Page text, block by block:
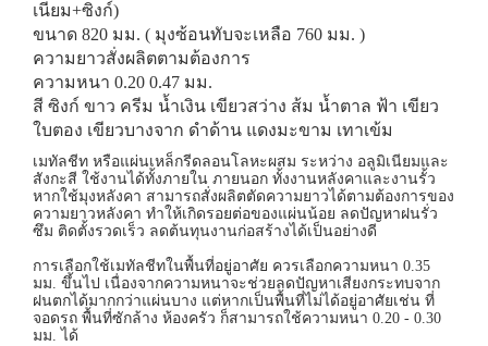
เนียม+ซิงก์)
ขนาด 820 มม. ( มุงซ้อนทับจะเหลือ 760 มม. )
ความยาวสั่งผลิตตามต้องการ
ความหนา 0.20 0.47 มม.
สี ซิงก์ ขาว ครีม น้ำเงิน เขียวสว่าง ส้ม น้ำตาล ฟ้า เขียว
ใบตอง เขียวบางจาก ดำด้าน แดงมะขาม เทาเข้ม
เมทัลชีท หรือแผ่นเหล็กรีดลอนโลหะผสม ระหว่าง อลูมิเนียมและ
สังกะสี ใช้งานได้ทั้งภายใน ภายนอก ทั้งงานหลังคาและงานรั้ว
หากใช้มุงหลังคา สามารถสั่งผลิตตัดความยาวได้ตามต้องการของ
ความยาวหลังคา ทำให้เกิดรอยต่อของแผ่นน้อย ลดปัญหาฝนรั่ว
ซึม ติดตั้งรวดเร็ว ลดต้นทุนงานก่อสร้างได้เป็นอย่างดี
การเลือกใช้เมทัลชีทในพื้นที่อยู่อาศัย ควรเลือกความหนา 0.35
มม. ขึ้นไป เนื่องจากความหนาจะช่วยลดปัญหาเสียงกระทบจาก
ฝนตกได้มากกว่าแผ่นบาง แต่หากเป็นพื้นที่ไม่ได้อยู่อาศัยเช่น ที่
จอดรถ พื้นที่ซักล้าง ห้องครัว ก็สามารถใช้ความหนา 0.20 - 0.30
มม. ได้